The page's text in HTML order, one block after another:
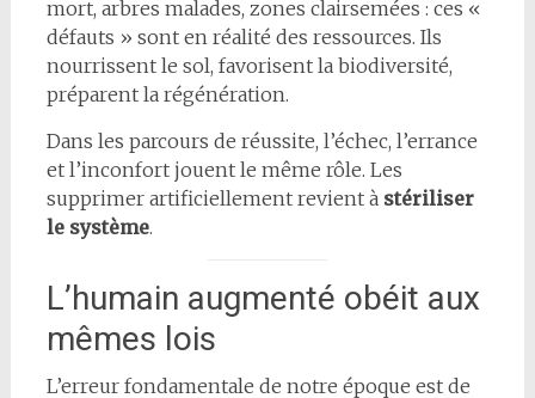
mort, arbres malades, zones clairsemées : ces «
défauts » sont en réalité des ressources. Ils
nourrissent le sol, favorisent la biodiversité,
préparent la régénération.
Dans les parcours de réussite, l’échec, l’errance
et l’inconfort jouent le même rôle. Les
supprimer artificiellement revient à stériliser
le système.
L’humain augmenté obéit aux
mêmes lois
L’erreur fondamentale de notre époque est de